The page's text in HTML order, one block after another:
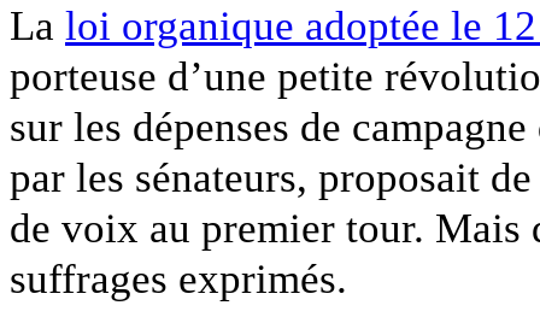
La loi organique adoptée le
porteuse d’une petite
sur les dépenses de
par les sénateurs, proposait
de voix au premier tour. Mais
suffrages exprimés.